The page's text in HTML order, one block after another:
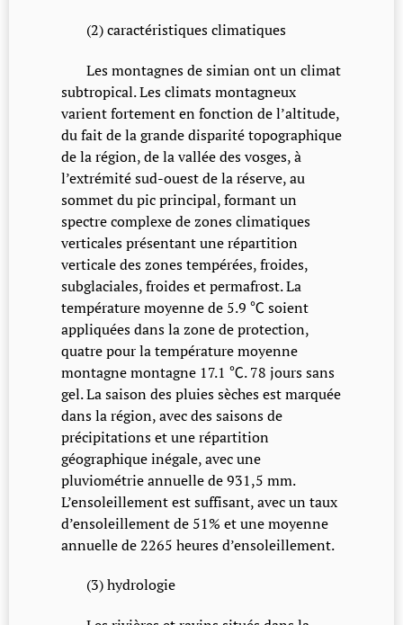
(2) caractéristiques climatiques
Les montagnes de simian ont un climat
subtropical. Les climats montagneux
varient fortement en fonction de l’altitude,
du fait de la grande disparité topographique
de la région, de la vallée des vosges, à
l’extrémité sud-ouest de la réserve, au
sommet du pic principal, formant un
spectre complexe de zones climatiques
verticales présentant une répartition
verticale des zones tempérées, froides,
subglaciales, froides et permafrost. La
température moyenne de 5.9 ℃ soient
appliquées dans la zone de protection,
quatre pour la température moyenne
montagne montagne 17.1 ℃. 78 jours sans
gel. La saison des pluies sèches est marquée
dans la région, avec des saisons de
précipitations et une répartition
géographique inégale, avec une
pluviométrie annuelle de 931,5 mm.
L’ensoleillement est suffisant, avec un taux
d’ensoleillement de 51% et une moyenne
annuelle de 2265 heures d’ensoleillement.
(3) hydrologie